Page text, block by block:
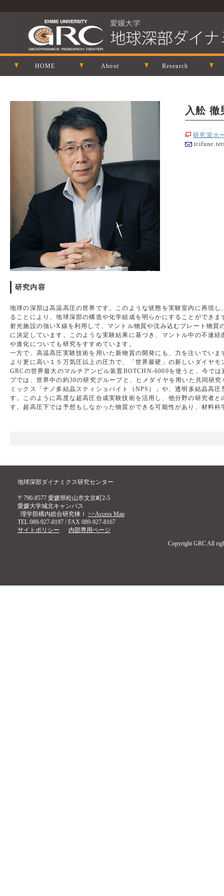
HOME About Research
入舩
研究室ホ
研究内容
地球の深部は高温高圧の世界です。このような状態を実験室内に再現
ることにより、地球深部の構造や化学組成を明らかにすることができ
射光施設の強いX線を利用して、マントル物質や沈み込むプレート物
に決定しています。このような実験結果に基づき、マントル中の不連
や進化についても研究をすすめています。
一方で、高温高圧実験技術を用いた新物質の開発にも、力を注いでい
より更に高い１５万気圧以上の圧力で、「世界最硬」の新しいダイヤ
GRCの世界最大のマルチアンビル装置BOTCHN-6000を使うと、今で
プでは、世界中の約30の研究グループと、ヒメダイヤを用いた共同研
ミックス「ナノ多結晶スティショバイト（NPS）」や、透明多結晶高
す。このように高度な超高圧合成実験技術を活用し、他分野の研究者
す。超高圧下では予想もしなかった物質ができる可能性があり、材料
地球深部ダイナミクス研究センター
〒790-8577 愛媛県松山市文京町2-5
愛媛大学城北キャンパス
理学部構内総合研究棟Ⅰ >>Access Map
TEL 089-927-8197 / FAX 089-927-8167
サイトポリシー
内部専用ページ
Copyright GRC All